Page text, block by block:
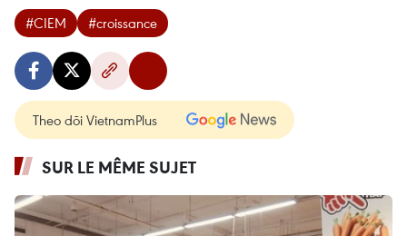
#CIEM #croissance
Theo dõi VietnamPlus
SUR LE MÊME SUJET